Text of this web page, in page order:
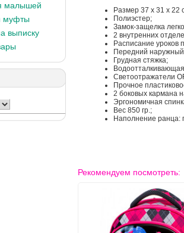
малышей
муфты
выписку
Размер 37 х 31 х 22
Полиэстер;
Замок-защелка
2 внутренних
Расписание уроков
Передний
Грудная стяжка;
Светоотражатели
Прочное
2 боковых кармана
Эргономичная
Вес 850 гр.;
Наполнение ранца:
Рекомендуем посмотреть: